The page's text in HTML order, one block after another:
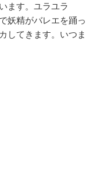
ます。ユラユラ
妖精がバレエを踊っ
してきます。いつま